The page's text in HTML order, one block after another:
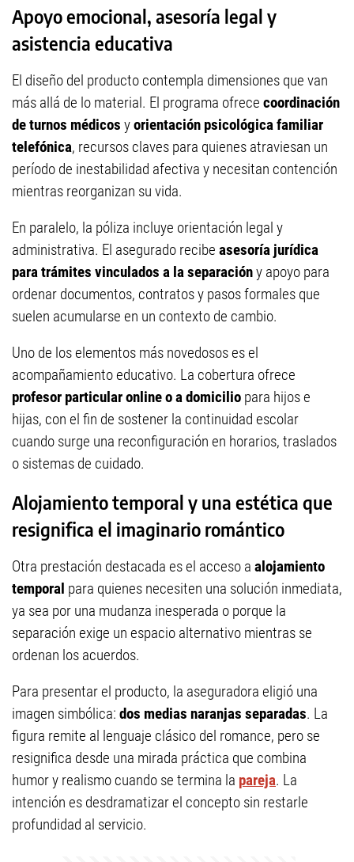
Apoyo emocional, asesoría legal y
asistencia educativa
El diseño del producto contempla dimensiones que van
más allá de lo material. El programa ofrece coordinación
de turnos médicos yorientación psicológica familiar
telefónica, recursos claves para quienes atraviesan un
período de inestabilidad afectiva y necesitan contención
mientras reorganizan su vida.
En paralelo, la póliza incluye orientación legal y
administrativa. El asegurado recibe asesoría jurídica
para trámites vinculados a la separacióny apoyo para
ordenar documentos, contratos y pasos formales que
suelen acumularse en un contexto de cambio.
Uno de los elementos más novedosos es el
acompañamiento educativo. La cobertura ofrece
profesor particular online o a domicilio para hijos e
hijas, con el fin de sostener la continuidad escolar
cuando surge una reconfiguración en horarios, traslados
o sistemas de cuidado.
Alojamiento temporal y una estética que
resignifica el imaginario romántico
Otra prestación destacada es el acceso a alojamiento
temporal para quienes necesiten una solución inmediata,
ya sea por una mudanza inesperada o porque la
separación exige un espacio alternativo mientras se
ordenan los acuerdos.
Para presentar el producto, la aseguradora eligió una
imagen simbólica: dos medias naranjas separadas. La
figura remite al lenguaje clásico del romance, pero se
resignifica desde una mirada práctica que combina
humor y realismo cuando se termina la pareja. La
intención es desdramatizar el concepto sin restarle
profundidad al servicio.